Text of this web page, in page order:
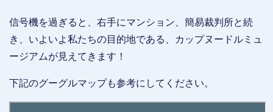
信号機を過ぎると、右手にマンション、簡易裁判所と続
き、いよいよ私たちの目的地である、カップヌードルミュ
ージアムが見えてきます！
下記のグーグルマップも参考にしてください。